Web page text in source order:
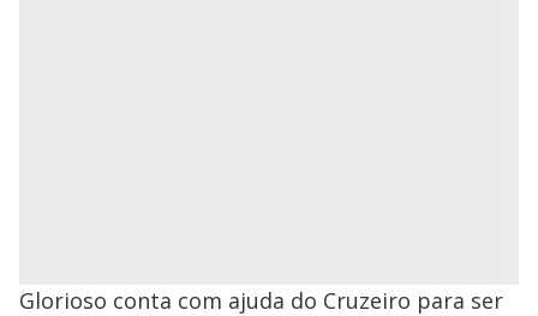
Glorioso conta com ajuda do Cruzeiro para ser